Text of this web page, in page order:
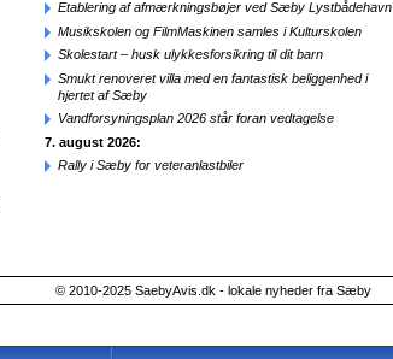
Etablering af afmærkningsbøjer ved Sæby Lystbådehavn
Musikskolen og FilmMaskinen samles i Kulturskolen
Skolestart – husk ulykkesforsikring til dit barn
Smukt renoveret villa med en fantastisk beliggenhed i
hjertet af Sæby
Vandforsyningsplan 2026 står foran vedtagelse
7. august 2026:
Rally i Sæby for veteranlastbiler
© 2010-2025 SaebyAvis.dk - lokale nyheder fra Sæby